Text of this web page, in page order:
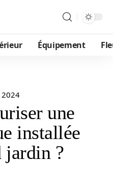
Équipement
une
installée
jardin ?